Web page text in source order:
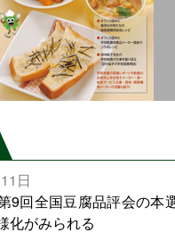
日
9回全国豆腐品評会の本
化がみられる